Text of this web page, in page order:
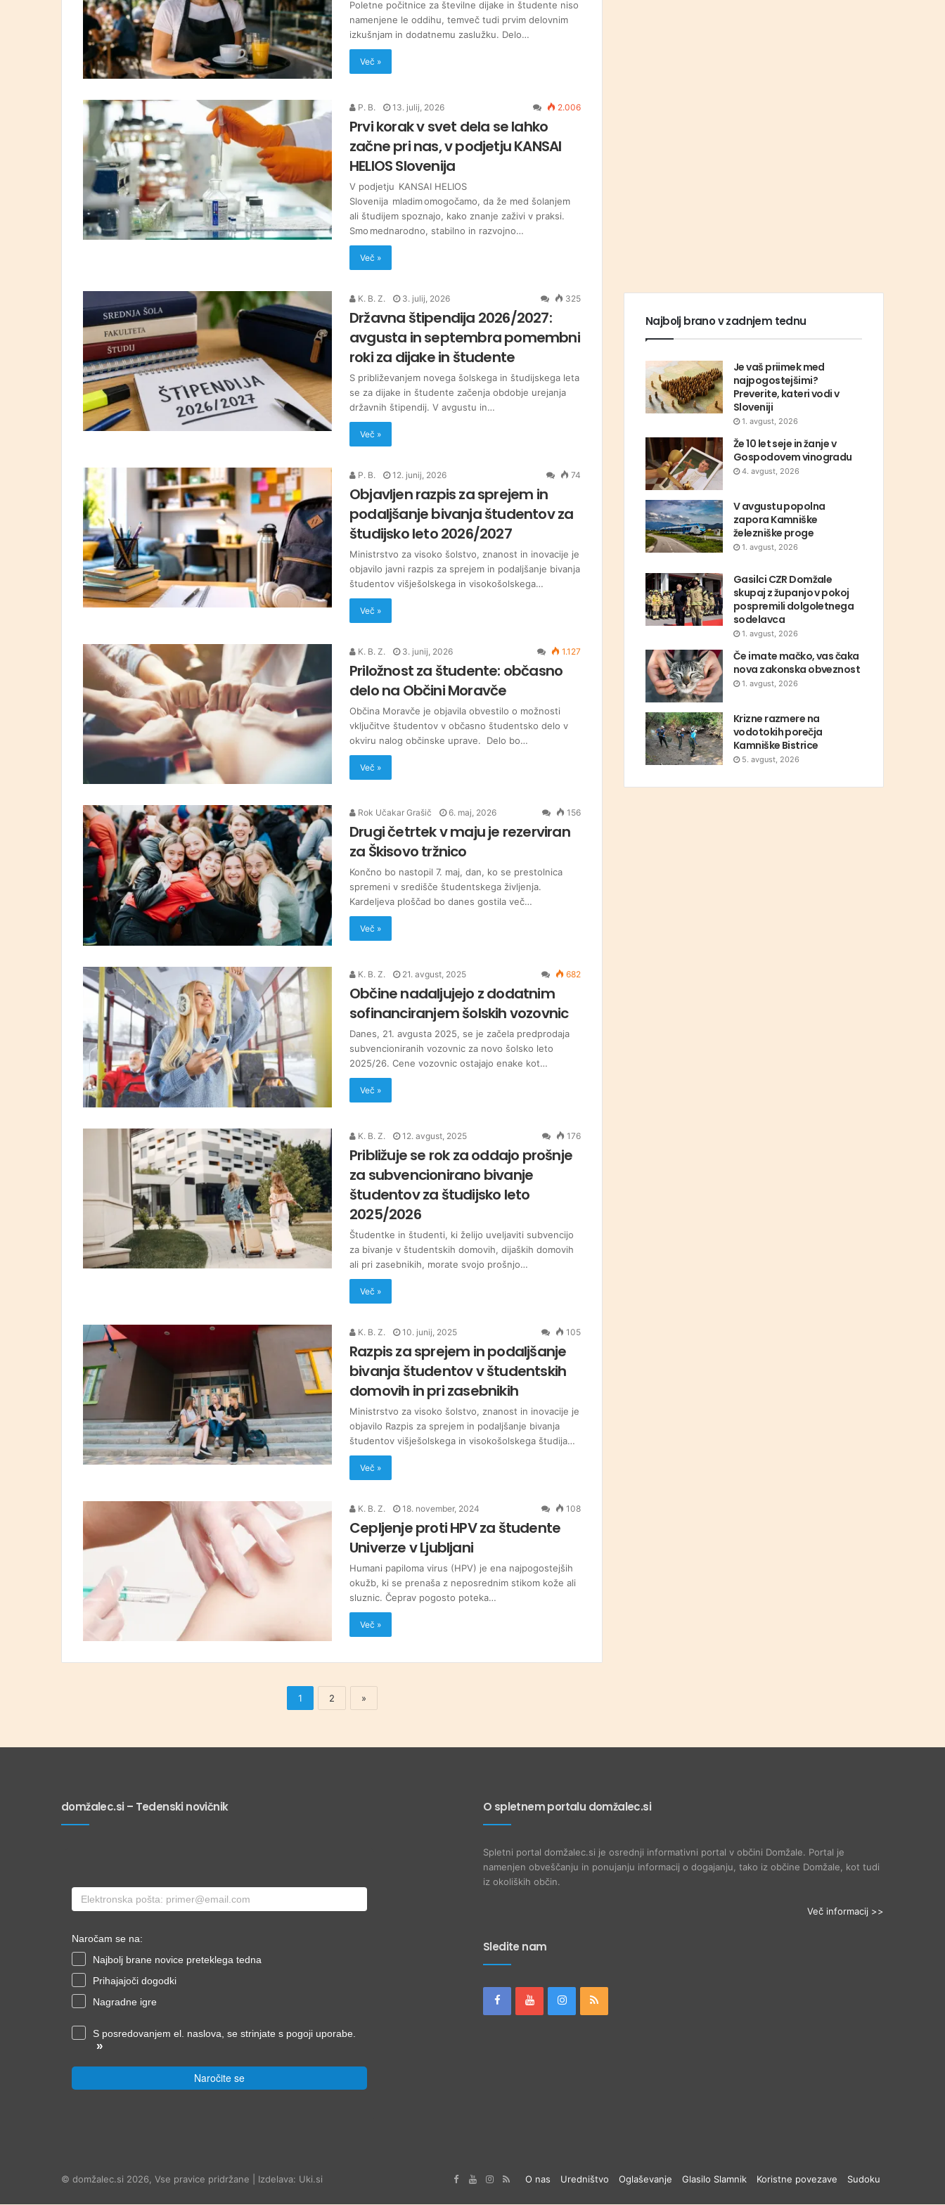
Poletne počitnice za številne dijake in študente niso
namenjene le oddihu, temveč tudi prvim delovnim
izkušnjam in dodatnemu zaslužku. Delo…
Več »
P. B. 13. julij, 2026 2.006
Prvi korak v svet dela se lahko
začne pri nas, v podjetju KANSAI
HELIOS Slovenija
V podjetju KANSAI HELIOS
Slovenija mladim omogočamo, da že med šolanjem
ali študijem spoznajo, kako znanje zaživi v praksi.
Smo mednarodno, stabilno in razvojno…
Več »
K. B. Z. 3. julij, 2026 325
Državna štipendija 2026/2027:
avgusta in septembra pomembni
roki za dijake in študente
S približevanjem novega šolskega in študijskega leta
se za dijake in študente začenja obdobje urejanja
državnih štipendij. V avgustu in…
Več »
P. B. 12. junij, 2026 74
Objavljen razpis za sprejem in
podaljšanje bivanja študentov za
študijsko leto 2026/2027
Ministrstvo za visoko šolstvo, znanost in inovacije je
objavilo javni razpis za sprejem in podaljšanje bivanja
študentov višješolskega in visokošolskega…
Več »
K. B. Z. 3. junij, 2026 1.127
Priložnost za študente: občasno
delo na Občini Moravče
Občina Moravče je objavila obvestilo o možnosti
vključitve študentov v občasno študentsko delo v
okviru nalog občinske uprave. Delo bo…
Več »
Rok Učakar Grašič 6. maj, 2026 156
Drugi četrtek v maju je rezerviran
za Škisovo tržnico
Končno bo nastopil 7. maj, dan, ko se prestolnica
spremeni v središče študentskega življenja.
Kardeljeva ploščad bo danes gostila več…
Več »
K. B. Z. 21. avgust, 2025 682
Občine nadaljujejo z dodatnim
sofinanciranjem šolskih vozovnic
Danes, 21. avgusta 2025, se je začela predprodaja
subvencioniranih vozovnic za novo šolsko leto
2025/26. Cene vozovnic ostajajo enake kot…
Več »
K. B. Z. 12. avgust, 2025 176
Približuje se rok za oddajo prošnje
za subvencionirano bivanje
študentov za študijsko leto
2025/2026
Študentke in študenti, ki želijo uveljaviti subvencijo
za bivanje v študentskih domovih, dijaških domovih
ali pri zasebnikih, morate svojo prošnjo…
Več »
K. B. Z. 10. junij, 2025 105
Razpis za sprejem in podaljšanje
bivanja študentov v študentskih
domovih in pri zasebnikih
Ministrstvo za visoko šolstvo, znanost in inovacije je
objavilo Razpis za sprejem in podaljšanje bivanja
študentov višješolskega in visokošolskega študija…
Več »
K. B. Z. 18. november, 2024 108
Cepljenje proti HPV za študente
Univerze v Ljubljani
Humani papiloma virus (HPV) je ena najpogostejših
okužb, ki se prenaša z neposrednim stikom kože ali
sluznic. Čeprav pogosto poteka…
Več »
1 2 »
Najbolj brano v zadnjem tednu
Je vaš priimek med
najpogostejšimi?
Preverite, kateri vodi v
Sloveniji
1. avgust, 2026
Že 10 let seje in žanje v
Gospodovem vinogradu
4. avgust, 2026
V avgustu popolna
zapora Kamniške
železniške proge
1. avgust, 2026
Gasilci CZR Domžale
skupaj z županjo v pokoj
pospremili dolgoletnega
sodelavca
1. avgust, 2026
Če imate mačko, vas čaka
nova zakonska obveznost
1. avgust, 2026
Krizne razmere na
vodotokih porečja
Kamniške Bistrice
5. avgust, 2026
domžalec.si – Tedenski novičnik
Naročam se na:
Najbolj brane novice preteklega tedna
Prihajajoči dogodki
Nagradne igre
S posredovanjem el. naslova, se strinjate s pogoji uporabe.
»
Naročite se
O spletnem portalu domžalec.si
Spletni portal domžalec.si je osrednji informativni portal v občini Domžale. Portal je
namenjen obveščanju in ponujanju informacij o dogajanju, tako iz občine Domžale, kot tudi
iz okoliških občin.
Več informacij >>
Sledite nam
© domžalec.si 2026, Vse pravice pridržane | Izdelava: Uki.si O nas Uredništvo Oglaševanje Glasilo Slamnik Koristne povezave Sudoku